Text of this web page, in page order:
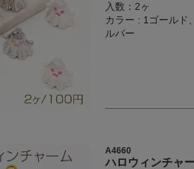
入数：2ヶ
カラー : 1ゴールド
ルバー
A4660
ハロウィンチャ